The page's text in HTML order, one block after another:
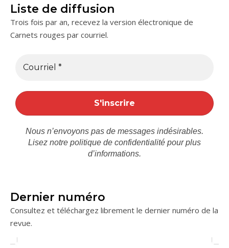
Liste de diffusion
Trois fois par an, recevez la version électronique de
Carnets rouges par courriel.
Nous n’envoyons pas de messages indésirables.
Lisez notre politique de confidentialité pour plus
d’informations.
Dernier numéro
Consultez et téléchargez librement le dernier numéro de la
revue.